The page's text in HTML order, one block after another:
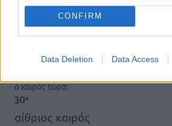
CONFIRM
Data Deletion Data Access
της Δημοκρατικής.
o καιρός τώρα:
30°
αίθριος καιρός